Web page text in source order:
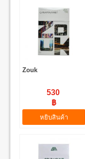
Zouk
530
฿
หยิบสินค้า